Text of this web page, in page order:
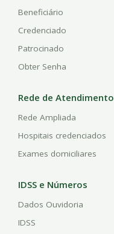
Beneficiário
Credenciado
Patrocinado
Obter Senha
Rede de Atendimento
Rede Ampliada
Hospitais credenciados
Exames domiciliares
IDSS e Números
Dados Ouvidoria
IDSS